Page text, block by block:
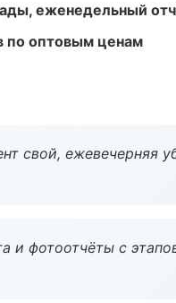
еженедельный
по оптовым ценам
свой, ежевечерняя
и фотоотчёты с